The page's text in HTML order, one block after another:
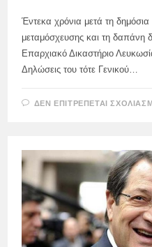
Έντεκα χρόνια μετά τη
μεταμόσχευσης και τη
Επαρχιακό Δικαστήριο
Δηλώσεις του τότε Γενικού…
ΔΕΝ ΕΠΙΤΡΈΠΕΤΑΙ